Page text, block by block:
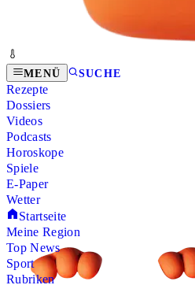
MENÜ SUCHE
Rezepte
Dossiers
Videos
Podcasts
Horoskope
Spiele
E-Paper
Wetter
Startseite
Meine Region
Top News
Sport
Rubriken